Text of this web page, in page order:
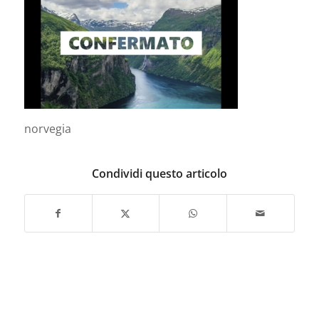
norvegia
Condividi questo articolo